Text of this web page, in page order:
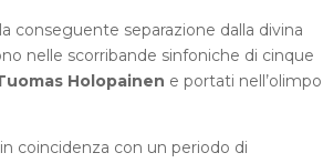
conseguente separazione dalla divina
nelle scorribande sinfoniche di cinque
Holopainen e portati nell’olimpo
in coincidenza con un periodo di